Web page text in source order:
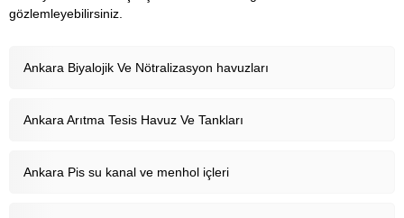
gözlemleyebilirsiniz.
Ankara Biyalojik Ve Nötralizasyon havuzları
Ankara Arıtma Tesis Havuz Ve Tankları
Ankara Pis su kanal ve menhol içleri